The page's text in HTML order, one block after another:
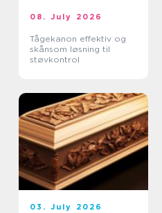
08. July 2026
Tågekanon effektiv og
skånsom løsning til
støvkontrol
03. July 2026